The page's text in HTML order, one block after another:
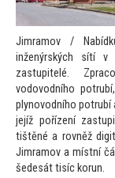
Jimramov /
inženýrských sítí v
zastupitelé.
vodovodního
plynovodního potrubí
jejíž pořízení
tištěné a rovněž
Jimramov a místní
šedesát tisíc korun.